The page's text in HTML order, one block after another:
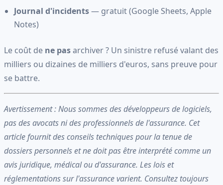
Journal d'incidents— gratuit (Google Sheets, Apple
Notes)
Le coût de ne pasarchiver ? Un sinistre refusé valant des
milliers ou dizaines de milliers d'euros, sans preuve pour
se battre.
Avertissement : Nous sommes des développeurs de logiciels,
pas des avocats ni des professionnels de l'assurance. Cet
article fournit des conseils techniques pour la tenue de
dossiers personnels et ne doit pas être interprété comme un
avis juridique, médical ou d'assurance. Les lois et
réglementations sur l'assurance varient. Consultez toujours